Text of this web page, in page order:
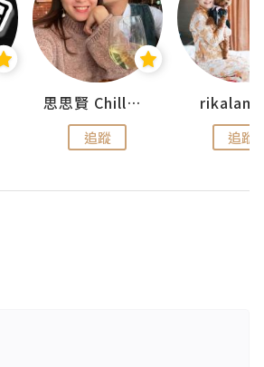
思思賢 ChillMyBabe
追蹤 追蹤